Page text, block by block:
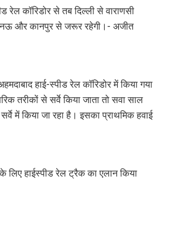
रेल कॉरिडोर से तब दिल्ली से वाराणसी
और कानपुर से जरूर रहेगी।- अजीत
हाई-स्पीड रेल कॉरिडोर में किया गया
तरीकों से सर्वे किया जाता तो सवा साल
में किया जा रहा है। इसका प्राथमिक हवाई
लिए हाईस्पीड रेल ट्रैक का एलान किया